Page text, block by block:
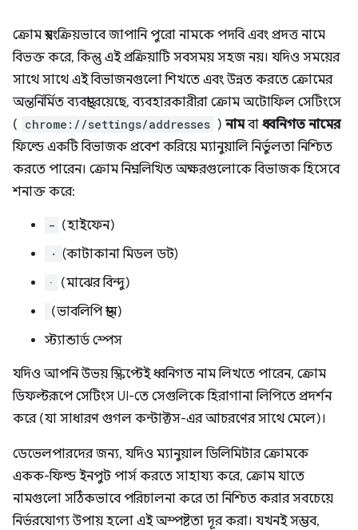
ক্রোম স্বয়ংক্রিয়ভাবে জাপানি পুরো নামকে পদবি এবং প্রদত্ত নামে
বিভক্ত করে, কিন্তু এই প্রক্রিয়াটি সবসময় সহজ নয়। যদিও সময়ের
সাথে সাথে এই বিভাজনগুলো শিখতে এবং উন্নত করতে ক্রোমের
অন্তর্নির্মিত ব্যবস্থা রয়েছে, ব্যবহারকারীরা ক্রোম অটোফিল সেটিংসে
( chrome://settings/addresses ) নামবা ধ্বনিগত নামের
ফিল্ডে একটি বিভাজক প্রবেশ করিয়ে ম্যানুয়ালি নির্ভুলতা নিশ্চিত
করতে পারেন। ক্রোম নিম্নলিখিত অক্ষরগুলোকে বিভাজক হিসেবে
শনাক্ত করে:
- (হাইফেন)
・ (কাটাকানা মিডল ডট)
·
(মাঝের বিন্দু)
(ভাবলিপি স্থান)
স্ট্যান্ডার্ড স্পেস
যদিও আপনি উভয় স্ক্রিপ্টেই ধ্বনিগত নাম লিখতে পারেন, ক্রোম
ডিফল্টরূপে সেটিংস UI-তে সেগুলিকে হিরাগানা লিপিতে প্রদর্শন
করে (যা সাধারণ গুগল কন্টাক্টস-এর আচরণের সাথে মেলে)।
ডেভেলপারদের জন্য, যদিও ম্যানুয়াল ডিলিমিটার ক্রোমকে
একক-ফিল্ড ইনপুট পার্স করতে সাহায্য করে, ক্রোম যাতে
নামগুলো সঠিকভাবে পরিচালনা করে তা নিশ্চিত করার সবচেয়ে
নির্ভরযোগ্য উপায় হলো এই অস্পষ্টতা দূর করা। যখনই সম্ভব,